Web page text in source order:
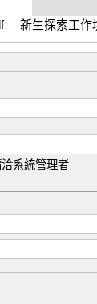
新生探索工作
系統管理者